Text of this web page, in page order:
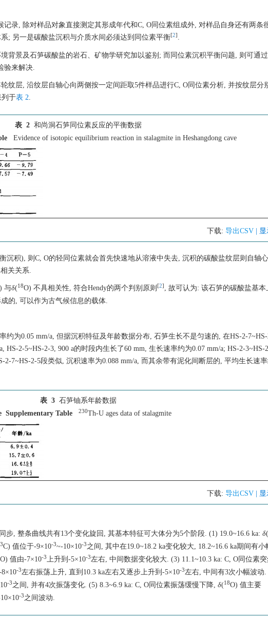
录, 除对样品对象直接测定其形成年代和C, O同位素组成外, 对样品自身还有两条
; 另一是碳酸盐沉积与介质水间必须达到同位素平衡[2] .
背景及石笋碳酸盐的岩石、矿物学研究加以鉴别; 而同位素沉积平衡问题, 则可通
验来解决.
纹层, 沿纹层自轴心向两侧按一定间距取5件样品进行C, O同位素分析, 并按纹层分
列于表 2.
表 2 和尚洞石笋同位素反应的平衡数据
Evidence of isotopic equilibrium reaction in stalagmite in Heshangdong cave
下载: 导出CSV |
沉积), 则C, O的轻同位素就会首先快速地从溶液中失去, 沉积的碳酸盐纹层则自轴
关关系.
与δ(18O) 不具相关性, 符合Hendy的两个判别原则 [2] , 故可认为: 该石笋的碳酸盐基本
的, 可以作为古气候信息的载体.
约为0.05 mm/a, 但据沉积特征及年龄数据分布, 石笋生长不是匀速的, 在HS-2-7~HS-
HS-2-5~HS-2-3, 900 a的时段内生长了60 mm, 生长速率约为0.07 mm/a; HS-2-3~HS-
2-7~HS-2-5段类似, 沉积速率为0.088 mm/a, 而其余带有泥化间断层的, 平均生长速
表 3 石笋铀系年龄数据
Supplementary Table
230Th-U ages data of stalagmite
下载: 导出CSV |
步, 整条曲线共有13个变化旋回, 其基本特征可大体分为5个阶段. (1) 19.0~16.6 ka: δ(
C) 值位于-9×10-3~-10×10-3之间, 其中在19.0~18.2 ka变化较大, 18.2~16.6 ka期间有小
O) 值由-7×10-3上升到-5×10-3左右, 中间数据变化较大. (3) 11.1~10.3 ka: C, O同位素
-3左右振荡上升, 直到10.3 ka左右又逐步上升到-5×10-3左右, 中间有3次小幅波动.
-3之间, 并有4次振荡变化. (5) 8.3~6.9 ka: C, O同位素振荡缓慢下降, δ(18O) 值主要
-3之间波动.